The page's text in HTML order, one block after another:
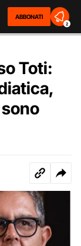
ABBONATI
2
Toti: